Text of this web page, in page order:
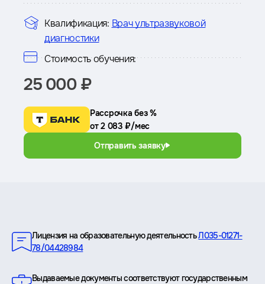
Квалификация: Врач ультразвуковой
диагностики
Стоимость обучения:
25 000 ₽
Рассрочка без %
от 2 083 ₽/мес
Отправить заявку
Лицензия на образовательную деятельностьЛ035-01271-
78/04428984
Выдаваемые документы соответствуют государственным